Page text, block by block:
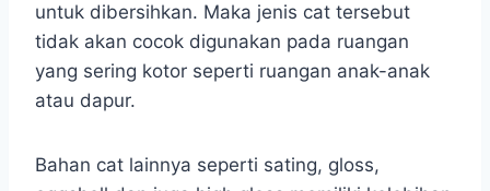
untuk dibersihkan. Maka jenis cat tersebut
tidak akan cocok digunakan pada ruangan
yang sering kotor seperti ruangan anak-anak
atau dapur.
Bahan cat lainnya seperti sating, gloss,